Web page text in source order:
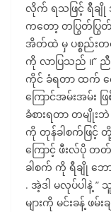
လိုက် ရသဖြင့် ရီခ
ကတော့ တပြွတ်ပြွတ်
အိတ်ထဲ မှ ပစ္စည်း
ကို လာပြသည် ။” ညီ
ကိုင် ခံရတာ ထက် က
ကြောင်အမ်းအမ်း ဖြစ်
ခံစားရတာ တမျို
ကို တုန်ခါစက်ဖြင့်
ကြောင့် ဖီးလ်ပို တ
ခါစက် ကို ရီချို ဘေ
. အဲ့ဒါ မလုပ်ပါနဲ့ ”
များကို မင်းခန့် ဖ